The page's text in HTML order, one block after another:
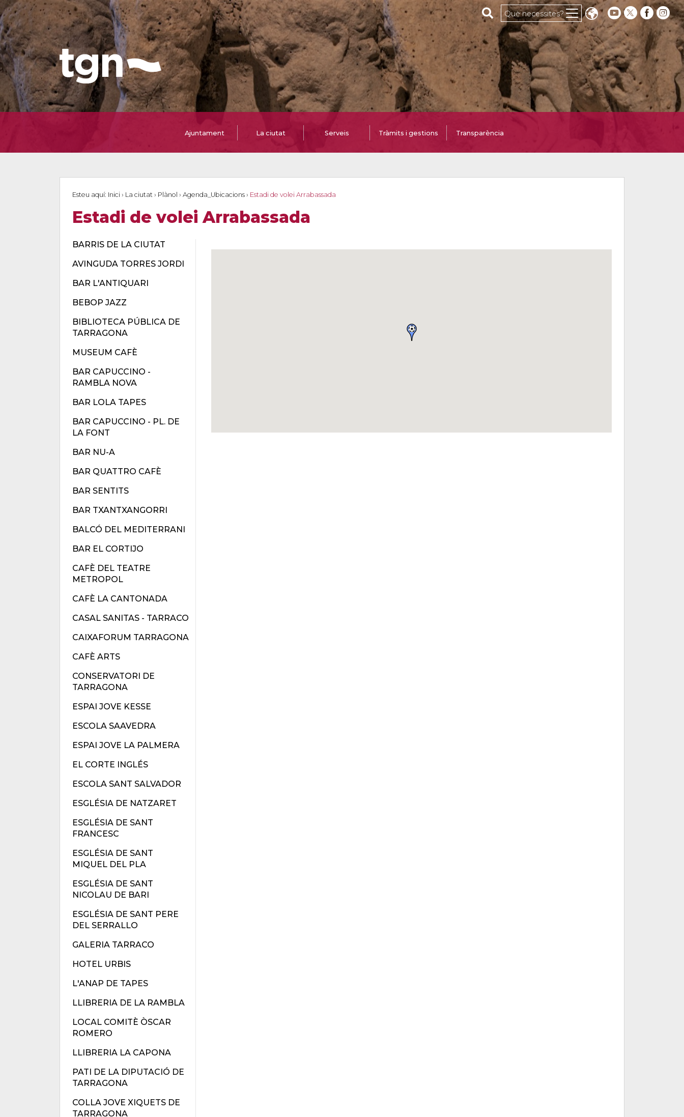
Cerca al web
Què necessites?
Ajuntament La ciutat Serveis Tràmits i gestions Transparència
Esteu aquí: Inici › La ciutat › Plànol › Agenda_Ubicacions › Estadi de volei Arrabassada
Estadi de volei Arrabassada
BARRIS DE LA CIUTAT
AVINGUDA TORRES JORDI
BAR L'ANTIQUARI
BEBOP JAZZ
BIBLIOTECA PÚBLICA DE
TARRAGONA
MUSEUM CAFÈ
BAR CAPUCCINO -
RAMBLA NOVA
BAR LOLA TAPES
BAR CAPUCCINO - PL. DE
LA FONT
BAR NU-A
BAR QUATTRO CAFÈ
BAR SENTITS
BAR TXANTXANGORRI
BALCÓ DEL MEDITERRANI
BAR EL CORTIJO
CAFÈ DEL TEATRE
METROPOL
CAFÈ LA CANTONADA
CASAL SANITAS - TARRACO
CAIXAFORUM TARRAGONA
CAFÈ ARTS
CONSERVATORI DE
TARRAGONA
ESPAI JOVE KESSE
ESCOLA SAAVEDRA
ESPAI JOVE LA PALMERA
EL CORTE INGLÉS
ESCOLA SANT SALVADOR
ESGLÉSIA DE NATZARET
ESGLÉSIA DE SANT
FRANCESC
ESGLÉSIA DE SANT
MIQUEL DEL PLA
ESGLÉSIA DE SANT
NICOLAU DE BARI
ESGLÉSIA DE SANT PERE
DEL SERRALLO
GALERIA TARRACO
HOTEL URBIS
L'ANAP DE TAPES
LLIBRERIA DE LA RAMBLA
LOCAL COMITÈ ÒSCAR
ROMERO
LLIBRERIA LA CAPONA
PATI DE LA DIPUTACIÓ DE
TARRAGONA
COLLA JOVE XIQUETS DE
TARRAGONA